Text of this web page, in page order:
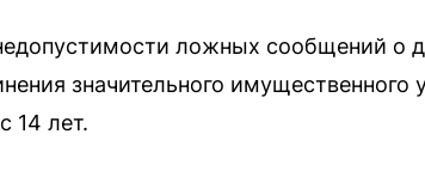
ложных сообщений о
значительного имущественного
14 лет.